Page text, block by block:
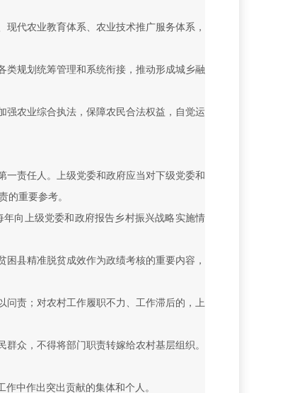
代农业教育体系、农业技术推广服务体系，
规划统筹管理和系统衔接，推动形成城乡融
农业综合执法，保障农民合法权益，自觉运
责任人。上级党委和政府应当对下级党委和
的重要参考。
向上级党委和政府报告乡村振兴战略实施情
县精准脱贫成效作为政绩考核的重要内容，
责；对农村工作履职不力、工作滞后的，上
众，不得将部门职责转嫁给农村基层组织。
中作出突出贡献的集体和个人。